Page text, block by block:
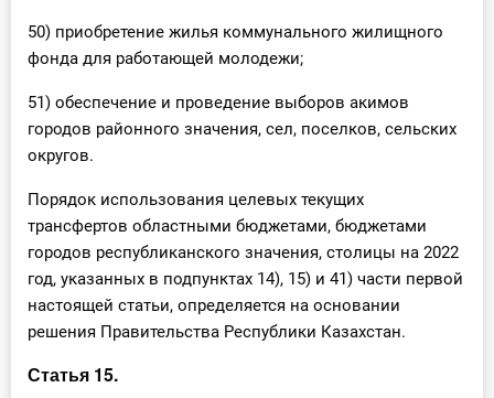
50) приобретение жилья коммунального жилищного
фонда для работающей молодежи;
51) обеспечение и проведение выборов акимов
городов районного значения, сел, поселков, сельских
округов.
Порядок использования целевых текущих
трансфертов областными бюджетами, бюджетами
городов республиканского значения, столицы на 2022
год, указанных в подпунктах 14), 15) и 41) части первой
настоящей статьи, определяется на основании
решения Правительства Республики Казахстан.
Статья 15.